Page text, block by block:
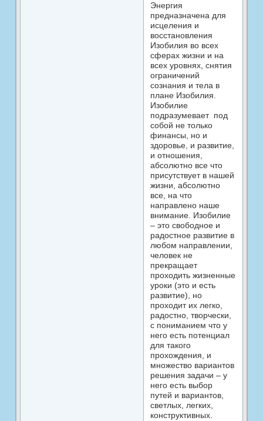
Энергия
предназначена для
исцеления и
восстановления
Изобилия во всех
сферах жизни и на
всех уровнях, снятия
ограничений
сознания и тела в
плане Изобилия.
Изобилие
подразумевает под
собой не только
финансы, но и
здоровье, и развитие,
и отношения,
абсолютно все что
присутствует в нашей
жизни, абсолютно
все, на что
направлено наше
внимание. Изобилие
– это свободное и
радостное развитие в
любом направлении,
человек не
прекращает
проходить жизненные
уроки (это и есть
развитие), но
проходит их легко,
радостно, творчески,
с пониманием что у
него есть потенциал
для такого
прохождения, и
множество вариантов
решения задачи – у
него есть выбор
путей и вариантов,
светлых, легких,
конструктивных.